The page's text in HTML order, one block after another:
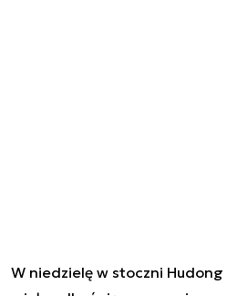
W niedzielę w stoczni